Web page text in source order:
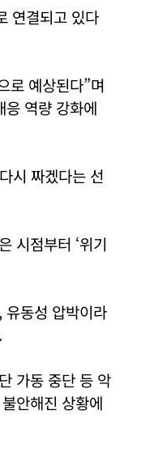
연결되고 있다
로 예상된다”며
역량 강화에
시 짜겠다는 선
시점부터 ‘위기
유동성 압박이라
가동 중단 등 악
안해진 상황에